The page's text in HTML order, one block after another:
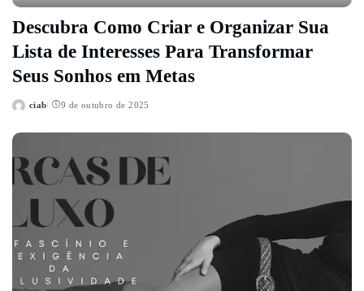
Descubra Como Criar e Organizar Sua
Lista de Interesses Para Transformar
Seus Sonhos em Metas
Posted
ciab 9 de outubro de 2025